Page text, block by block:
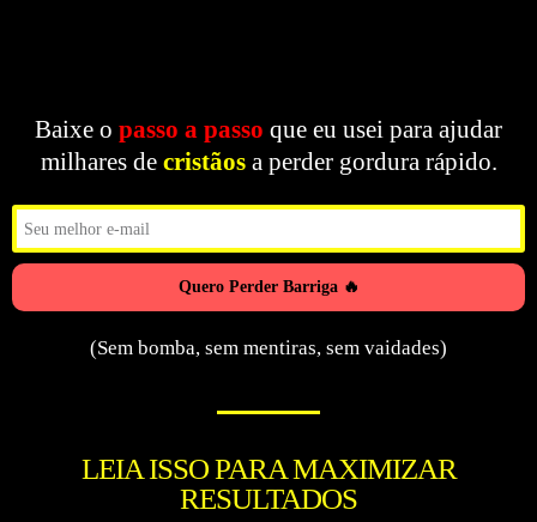
Baixe o passo a passo que eu usei para ajudar
milhares de cristãos a perder gordura rápido.
Quero Perder Barriga 🔥
(Sem bomba, sem mentiras, sem vaidades)
LEIA ISSO PARA MAXIMIZAR
RESULTADOS